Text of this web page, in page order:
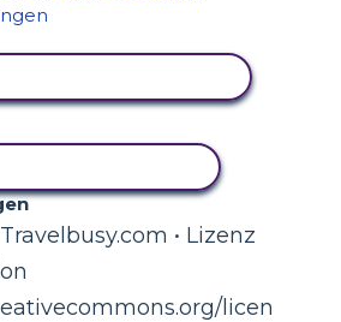
Travelbusy.com • Lizenz
licen